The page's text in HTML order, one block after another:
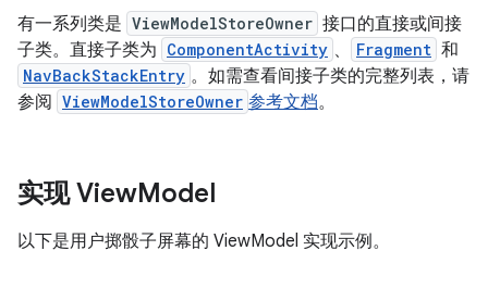
有一系列类是 ViewModelStoreOwner 接口的直接或间接
子类。直接子类为 ComponentActivity 、 Fragment 和
NavBackStackEntry 。如需查看间接子类的完整列表，请
参阅 ViewModelStoreOwner 参考文档。
实现 ViewModel
以下是用户掷骰子屏幕的 ViewModel 实现示例。